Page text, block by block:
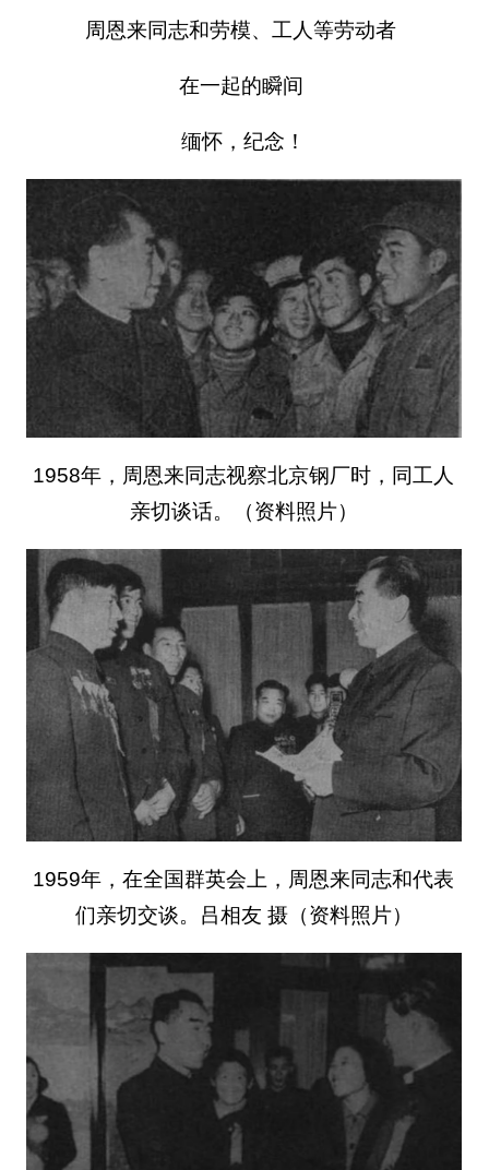
周恩来同志和劳模、工人等劳动者
在一起的瞬间
缅怀，纪念！
1958年，周恩来同志视察北京钢厂时，同工人
亲切谈话。（资料照片）
1959年，在全国群英会上，周恩来同志和代表
们亲切交谈。吕相友 摄（资料照片）